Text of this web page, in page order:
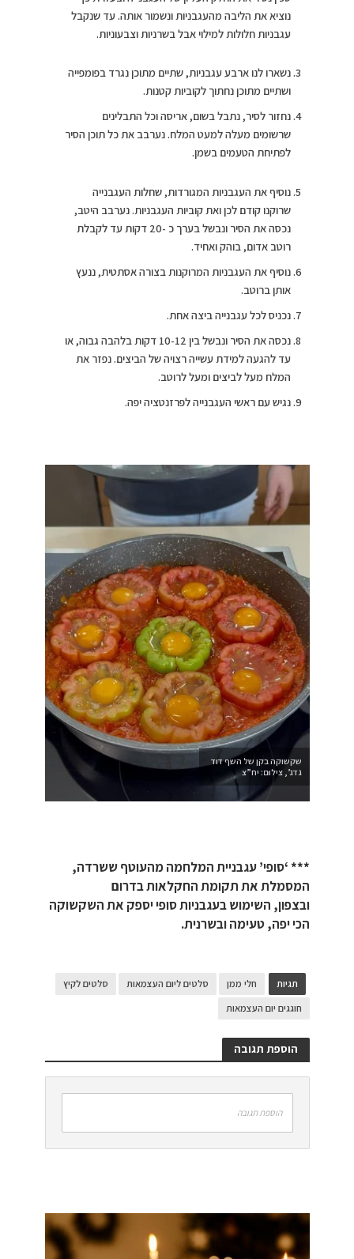
נוציא את הליבה מהעגבניות ונשמור אותה. עד שנקבל
עגבניות חלולות למילוי אבל בשרניות וצבעוניות.
נשארו לנו ארבע עגבניות, שתיים מתוכן נגרד בפומפייה
ושתיים מתוכן נחתוך לקוביות קטנות.
⁠נחזור לסיר, נתבל ⁠בשום, אריסה וכל התבלינים
שרשומים מעלה למעט המלח. נערבב את כל תוכן הסיר
לפתיחת הטעמים בשמן.
נוסיף את העגבניות המגורדות, שחלות העגבנייה
שרוקנו קודם לכן ואת קוביות העגבניות. נערבב היטב,
נכסה את הסיר ונבשל בערך כ -20 דקות עד לקבלת
רוטב אדום, בוהק ואחיד.
⁠נוסיף את העגבניות המרוקנות בצורה אסתטית, ננעץ
אותן ברוטב.
⁠נכניס לכל עגבנייה ביצה אחת.
⁠נכסה את הסיר ונבשל בין 10-12 דקות בלהבה גבוה, או
עד להגעה למידת עשייה רצויה של הביצים. נפזר את
המלח מעל לביצים ומעל לרוטב.
⁠נגיש עם ראשי העגבנייה לפרזנטציה יפה.
שקשוקה בקן של השף דוד
גדג’, צילום: יח”צ
***‘סופי’ עגבניית המלחמה מהעוטף ששרדה,
המסמלת את תקומת החקלאות בדרום
ובצפון, השימוש בעגבניות סופי יספק את השקשוקה
הכי יפה, טעימה ובשרנית.
תגיות חלי ממן סלטים ליום העצמאות
סלטים לקיץ
חוגגים יום העצמאות
הוספת תגובה
הוספת תגובה